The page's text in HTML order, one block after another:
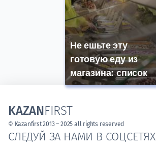
Не ешьте эту
готовую еду из
магазина: список
СЛЕДУЙ ЗА НАМИ В СОЦСЕТЯХ
KAZANFIRST
© Kazanfirst 2013 – 2025 all rights reserved